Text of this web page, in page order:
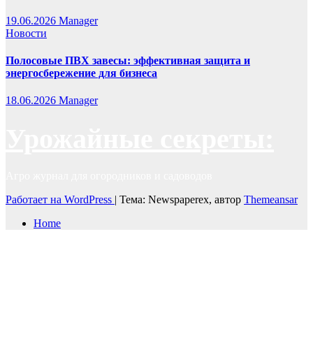
19.06.2026 Manager
Новости
Полосовые ПВХ завесы: эффективная защита и
энергосбережение для бизнеса
18.06.2026 Manager
Работает на WordPress | Тема: Newspaperex, автор Themeansar
Home